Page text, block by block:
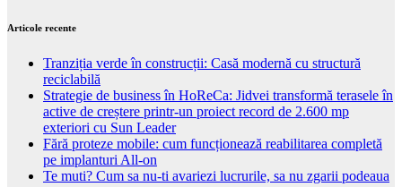
Articole recente
Tranziția verde în construcții: Casă modernă cu structură
reciclabilă
Strategie de business în HoReCa: Jidvei transformă terasele în
active de creștere printr-un proiect record de 2.600 mp
exteriori cu Sun Leader
Fără proteze mobile: cum funcționează reabilitarea completă
pe implanturi All-on
Te muti? Cum sa nu-ti avariezi lucrurile, sa nu zgarii podeaua